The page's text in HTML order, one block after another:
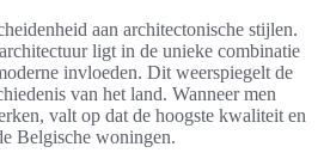
aan architectonische stijlen.
ligt in de unieke combinatie
invloeden. Dit weerspiegelt de
van het land. Wanneer men
valt op dat de hoogste kwaliteit en
Belgische woningen.